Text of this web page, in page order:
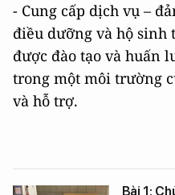
- Cung cấp dịch vụ –
điều dưỡng và hộ sinh
được đào tạo và huấn
trong một môi trường
và hỗ trợ.
Bài 1: